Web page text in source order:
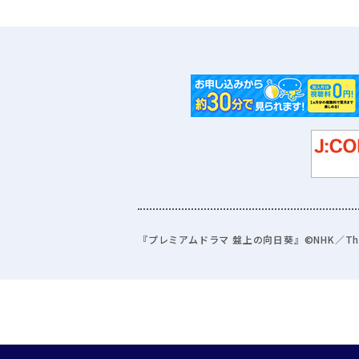
『プレミアムドラマ 盤上の向日葵』©NHK／